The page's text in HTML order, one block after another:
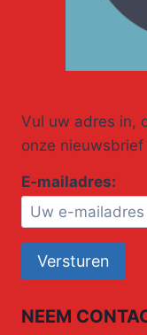
Vul uw adres in,
onze nieuwsbrief
E-mailadres:
NEEM